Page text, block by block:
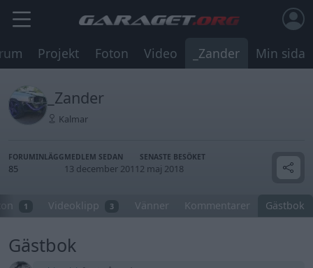
Projekt Foton Video _Zander Min sida
_Zander
Kalmar
FORUMINLÄGG
85
MEDLEM SEDAN
13 december 2011
SENASTE BESÖKET
2 maj 2018
1 Videoklipp 3 Vänner Kommentarer Gästbok
Gästbok